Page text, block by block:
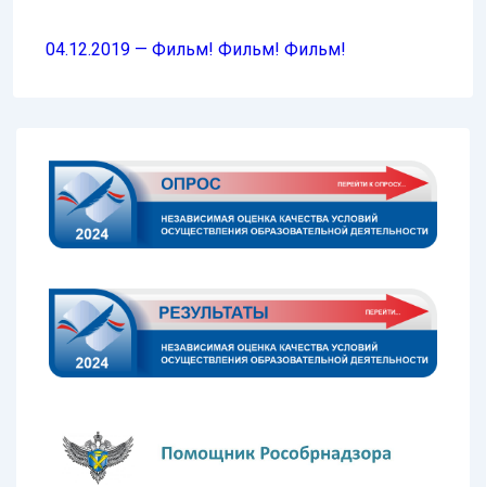
04.12.2019 — Фильм! Фильм! Фильм!